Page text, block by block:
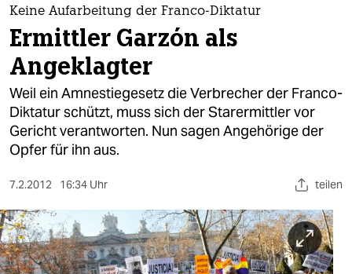
themen
politik
öko
gesellschaft
kultur
sport
berlin
nord
Keine Aufarbeitung der Franco-Diktatur
Ermittler Garzón als
Angeklagter
Weil ein Amnestiegesetz die Verbrecher der Franco-
Diktatur schützt, muss sich der Starermittler vor
Gericht verantworten. Nun sagen Angehörige der
Opfer für ihn aus.
7.2.2012 16:34 Uhr teilen